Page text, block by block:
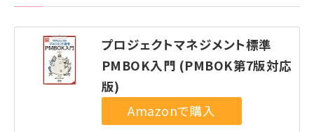
プロジェクトマネジメント標準
PMBOK入門 (PMBOK第7版対応
版)